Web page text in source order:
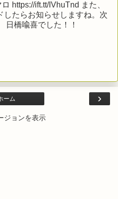
https://ift.tt/IVhuTnd また、
たらお知らせしますね。次
日橋喩喜でした！！
›
ーム
ジョンを表示